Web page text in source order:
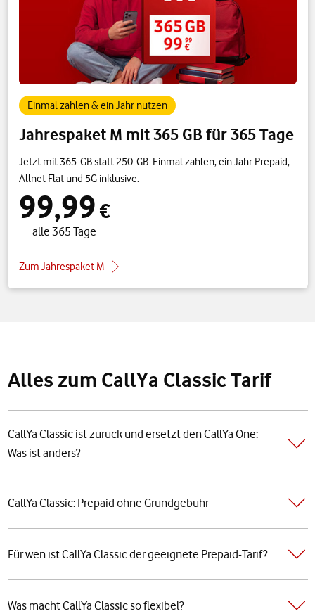
Jahrespaket M mit 365 GB für 365 Tage
Einmal zahlen & ein Jahr nutzen
Jetzt mit 365 GB statt 250 GB. Einmal zahlen, ein Jahr Prepaid,
Allnet Flat und 5G inklusive.
99,99 €
alle 365 Tage
Zum Jahrespaket M
Alles zum CallYa Classic Tarif
CallYa Classic ist zurück und ersetzt den CallYa One:
Was ist anders?
CallYa Classic: Prepaid ohne Grundgebühr
Für wen ist CallYa Classic der geeignete Prepaid-Tarif?
Was macht CallYa Classic so flexibel?